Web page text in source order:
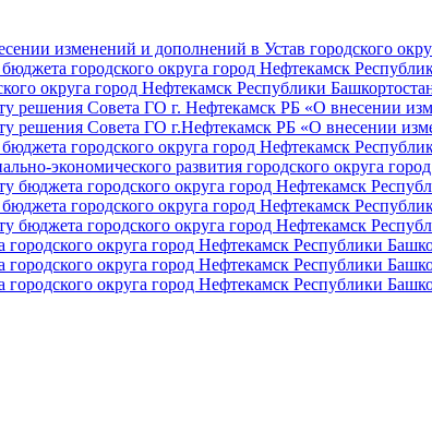
изменений и дополнений в Устав городского
городского округа город Нефтекамск
округа город Нефтекамск Республики
решения Совета ГО г. Нефтекамск РБ «О внесении
решения Совета ГО г.Нефтекамск РБ «О внесении
городского округа город Нефтекамск
экономического развития городского округа
городского округа город Нефтекамск
городского округа город Нефтекамск
городского округа город Нефтекамск
округа город Нефтекамск Республики
округа город Нефтекамск Республики
округа город Нефтекамск Республики